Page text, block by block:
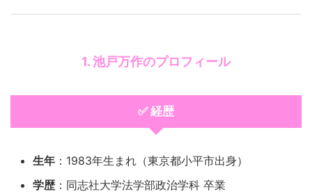
1. 池戸万作のプロフィール
✅ 経歴
生年 ：1983年生まれ（東京都小平市出身）
学歴 ：同志社大学法学部政治学科 卒業